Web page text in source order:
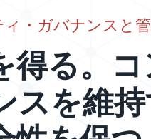
・ガバナンスと
得る。
スを維